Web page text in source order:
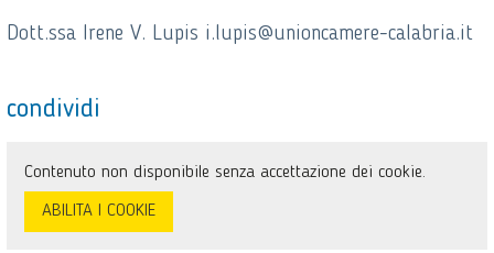
Dott.ssa Irene V. Lupis i.lupis@unioncamere-calabria.it
condividi
Contenuto non disponibile senza accettazione dei cookie.
ABILITA I COOKIE